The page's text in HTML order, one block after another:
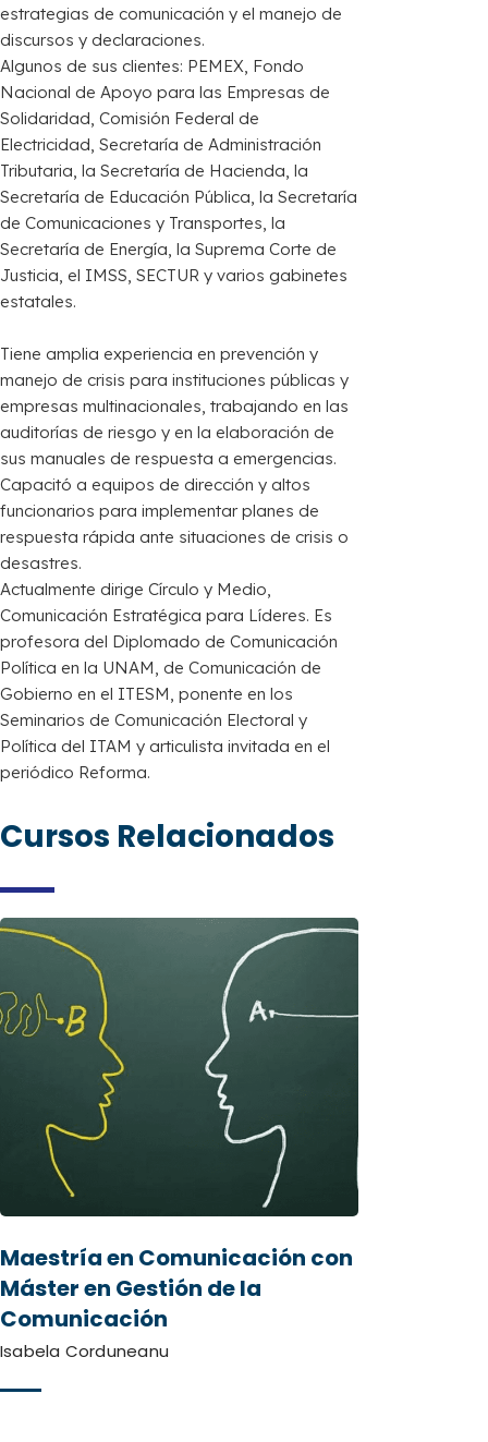
estrategias de comunicación y el manejo de
discursos y declaraciones.
Algunos de sus clientes: PEMEX, Fondo
Nacional de Apoyo para las Empresas de
Solidaridad, Comisión Federal de
Electricidad, Secretaría de Administración
Tributaria, la Secretaría de Hacienda, la
Secretaría de Educación Pública, la Secretaría
de Comunicaciones y Transportes, la
Secretaría de Energía, la Suprema Corte de
Justicia, el IMSS, SECTUR y varios gabinetes
estatales. ​
Tiene amplia experiencia en prevención y
manejo de crisis para instituciones públicas y
empresas multinacionales, trabajando en las
auditorías de riesgo y en la elaboración de
sus manuales de respuesta a emergencias.
Capacitó a equipos de dirección y altos
funcionarios para implementar planes de
respuesta rápida ante situaciones de crisis o
desastres. ​
Actualmente dirige Círculo y Medio,
Comunicación Estratégica para Líderes. Es
profesora del Diplomado de Comunicación
Política en la UNAM, de Comunicación de
Gobierno en el ITESM, ponente en los
Seminarios de Comunicación Electoral y
Política del ITAM y articulista invitada en el
periódico Reforma.
Cursos Relacionados
Maestría en Comunicación con
Máster en Gestión de la
Comunicación
Isabela Corduneanu